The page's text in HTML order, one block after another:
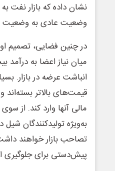
نشان داده که بازار نفت
وضعیت عادی به وضعیت
در چنین فضایی، تصمیم
میان نیاز اعضا به درآمد
انباشت عرضه در بازار.
قیمت‌های بالاتر
مالی آنها وارد کند. از
به‌ویژه تولیدکنندگان
تصاحب بازار خواهند
پیش‌دستی برای جلوگیری